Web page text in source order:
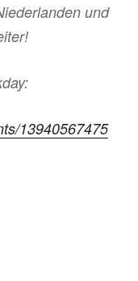
und
13940567475